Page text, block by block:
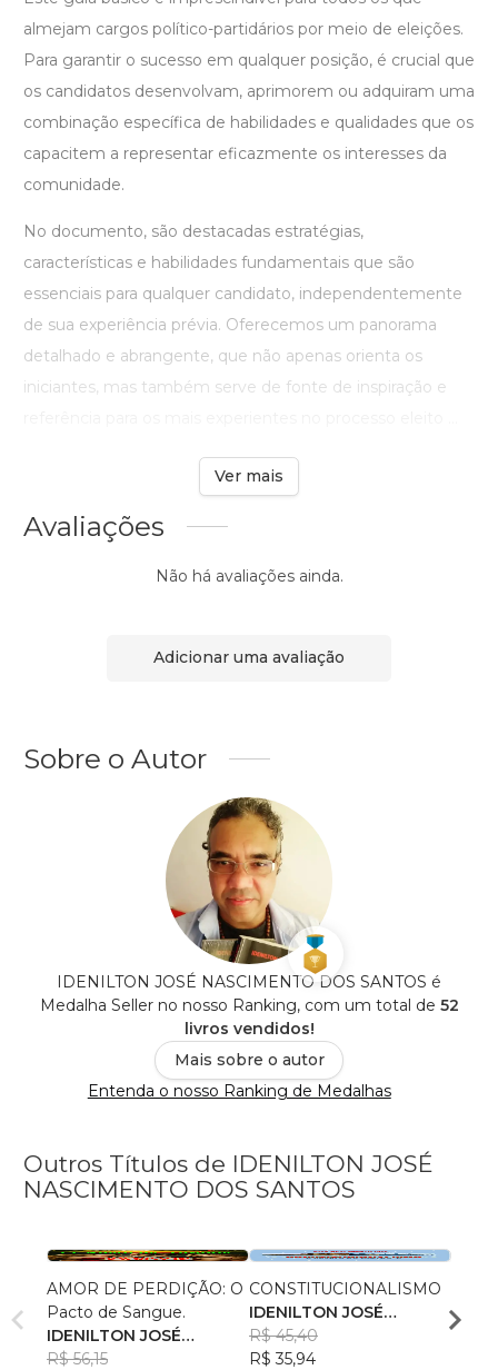
almejam cargos político-partidários por meio de eleições.
Para garantir o sucesso em qualquer posição, é crucial que
os candidatos desenvolvam, aprimorem ou adquiram uma
combinação específica de habilidades e qualidades que os
capacitem a representar eficazmente os interesses da
comunidade.
No documento, são destacadas estratégias,
características e habilidades fundamentais que são
essenciais para qualquer candidato, independentemente
de sua experiência prévia. Oferecemos um panorama
detalhado e abrangente, que não apenas orienta os
iniciantes, mas também serve de fonte de inspiração e
Ver mais
Avaliações
Não há avaliações ainda.
Adicionar uma avaliação
Sobre o Autor
IDENILTON JOSÉ NASCIMENTO DOS SANTOS é
Medalha Seller no nosso Ranking, com um total de 52
livros vendidos!
Mais sobre o autor
Entenda o nosso Ranking de Medalhas
Outros Títulos de IDENILTON JOSÉ
NASCIMENTO DOS SANTOS
AMOR DE PERDIÇÃO: O
Pacto de Sangue.
IDENILTON JOSÉ
NASCIMENTO DOS
R$ 56,15
CONSTITUCIONALISMO
IDENILTON JOSÉ
NASCIMENTO DOS
SANTOS
R$ 45,40
R$ 35,94
R$